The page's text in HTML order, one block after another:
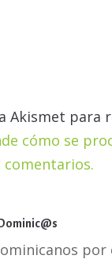
Akismet para
cómo se
por